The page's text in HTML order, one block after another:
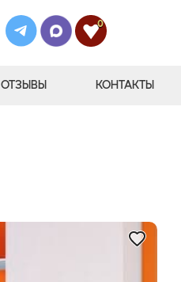
0
ОТЗЫВЫ КОНТАКТЫ